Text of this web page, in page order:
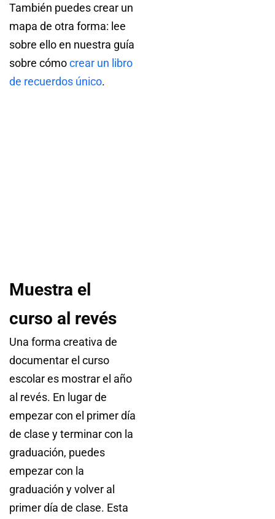
También puedes crear un
mapa de otra forma: lee
sobre ello en nuestra guía
sobre cómocrear un libro
de recuerdos único.
Muestra el
curso al revés
Una forma creativa de
documentar el curso
escolar es mostrar el año
al revés. En lugar de
empezar con el primer día
de clase y terminar con la
graduación, puedes
empezar con la
graduación y volver al
primer día de clase. Esta